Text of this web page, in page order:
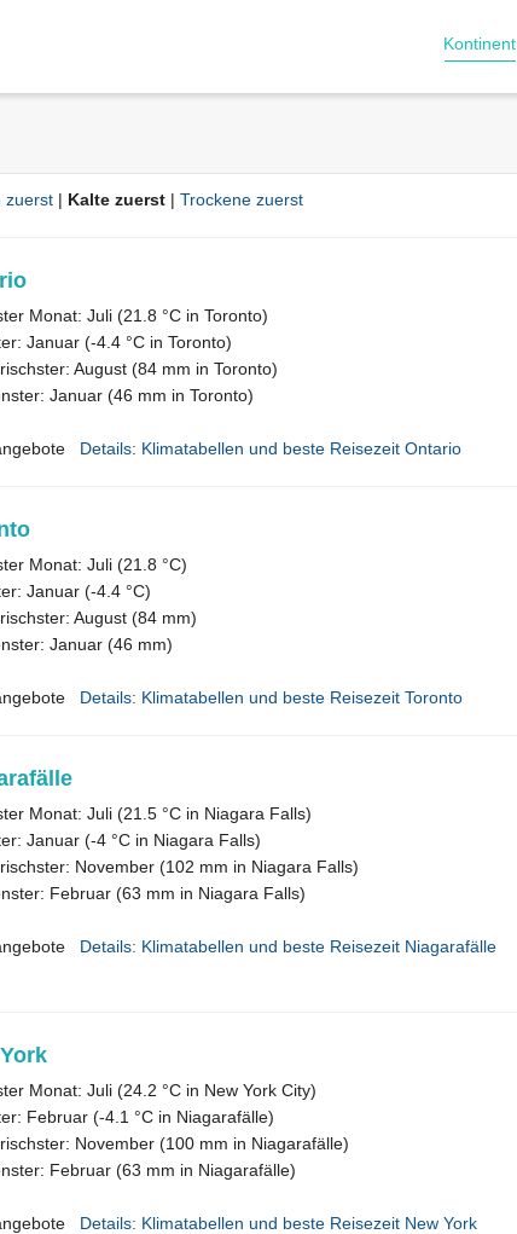
Kontinent
zuerst | Kalte zuerst | Trockene zuerst
Monat: Juli (21.8 °C in Toronto)
Januar (-4.4 °C in Toronto)
August (84 mm in Toronto)
Januar (46 mm in Toronto)
Details: Klimatabellen und beste Reisezeit Ontario
Monat: Juli (21.8 °C)
Januar (-4.4 °C)
August (84 mm)
Januar (46 mm)
Details: Klimatabellen und beste Reisezeit Toronto
Monat: Juli (21.5 °C in Niagara Falls)
Januar (-4 °C in Niagara Falls)
November (102 mm in Niagara Falls)
Februar (63 mm in Niagara Falls)
Details: Klimatabellen und beste Reisezeit Niagarafälle
Monat: Juli (24.2 °C in New York City)
Februar (-4.1 °C in Niagarafälle)
November (100 mm in Niagarafälle)
Februar (63 mm in Niagarafälle)
Details: Klimatabellen und beste Reisezeit New York